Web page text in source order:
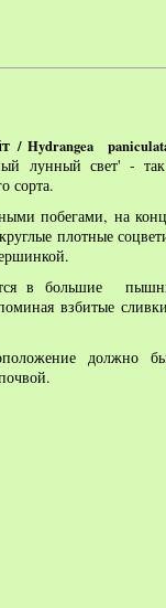
/ Hydrangea
лунный свет' -
сорта.
побегами, на
плотные
в большие
взбитые
должно